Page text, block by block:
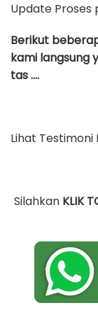
Update Proses
Berikut
kami langsung
tas ….
Lihat Testimoni
Silahkan KLIK